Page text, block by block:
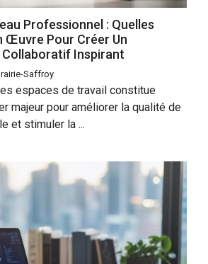
Professionnel : Quelles
Œuvre Pour Créer Un
Inspirant
Saffroy
espaces de travail constitue
majeur pour améliorer la qualité de
et stimuler la ...